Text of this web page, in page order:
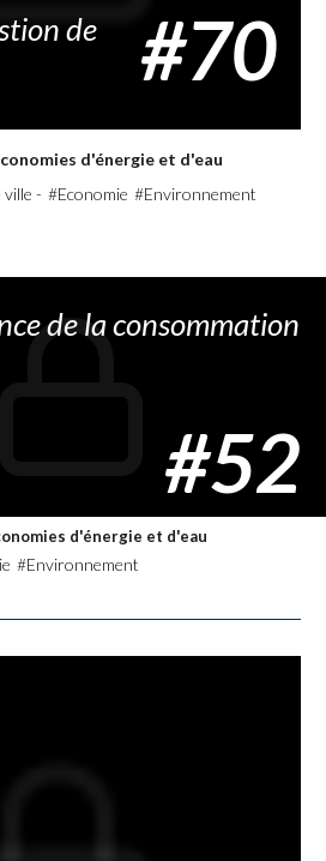
de
#70
d'énergie et d'eau
- #Economie #Environnement
de la consommation
#52
d'énergie et d'eau
#Environnement